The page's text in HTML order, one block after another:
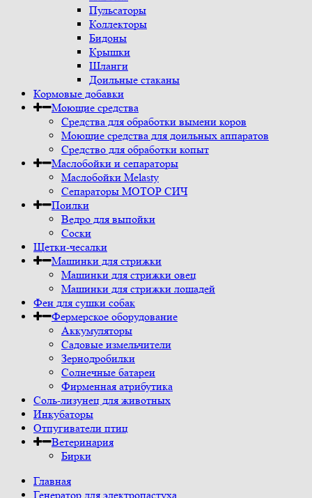
Пульсаторы
Коллекторы
Бидоны
Крышки
Шланги
Доильные стаканы
Кормовые добавки
Моющие средства
Средства для обработки вымени коров
Моющие средства для доильных аппаратов
Средство для обработки копыт
Маслобойки и сепараторы
Маслобойки Melasty
Сепараторы МОТОР СИЧ
Поилки
Ведро для выпойки
Соски
Щетки-чесалки
Машинки для стрижки
Машинки для стрижки овец
Машинки для стрижки лошадей
Фен для сушки собак
Фермерское оборудование
Аккумуляторы
Садовые измельчители
Зернодробилки
Солнечные батареи
Фирменная атрибутика
Соль-лизунец для животных
Инкубаторы
Отпугиватели птиц
Ветеринария
Бирки
Главная
Генератор для электропастуха